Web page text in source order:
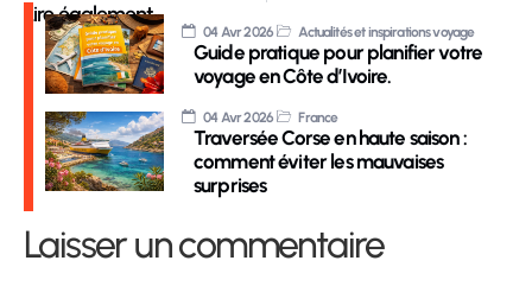
Lire également
04 Avr 2026 Actualités et inspirations voyage
Guide pratique pour planifier votre
voyage en Côte d’Ivoire.
04 Avr 2026 France
Traversée Corse en haute saison :
comment éviter les mauvaises
surprises
Laisser un commentaire